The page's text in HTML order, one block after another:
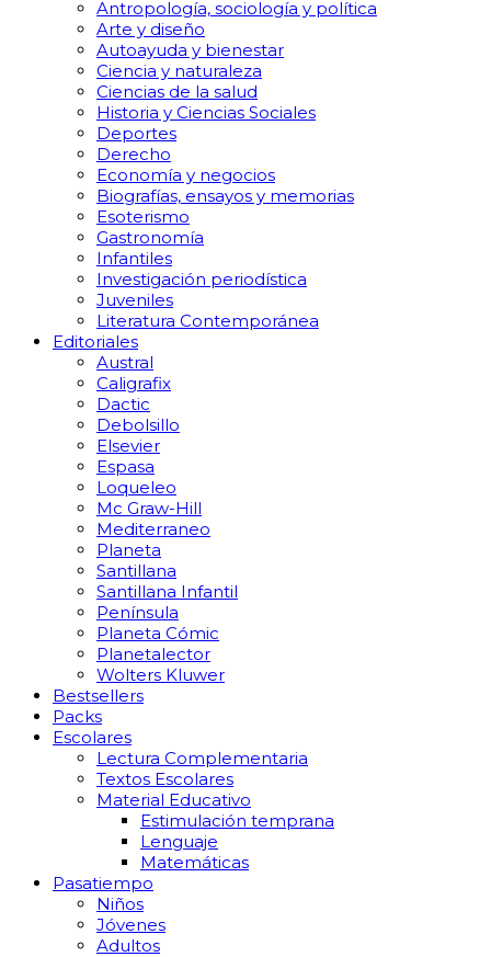
Antropología, sociología y política
Arte y diseño
Autoayuda y bienestar
Ciencia y naturaleza
Ciencias de la salud
Historia y Ciencias Sociales
Deportes
Derecho
Economía y negocios
Biografías, ensayos y memorias
Esoterismo
Gastronomía
Infantiles
Investigación periodística
Juveniles
Literatura Contemporánea
Editoriales
Austral
Caligrafix
Dactic
Debolsillo
Elsevier
Espasa
Loqueleo
Mc Graw-Hill
Mediterraneo
Planeta
Santillana
Santillana Infantil
Península
Planeta Cómic
Planetalector
Wolters Kluwer
Bestsellers
Packs
Escolares
Lectura Complementaria
Textos Escolares
Material Educativo
Estimulación temprana
Lenguaje
Matemáticas
Pasatiempo
Niños
Jóvenes
Adultos